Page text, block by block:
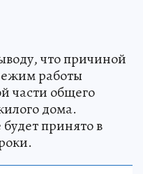
что причиной
работы
части общего
дома.
принято в